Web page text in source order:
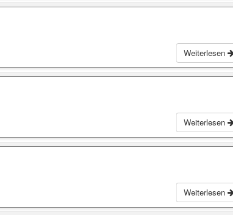
Weiterlesen
Weiterlesen
Weiterlesen